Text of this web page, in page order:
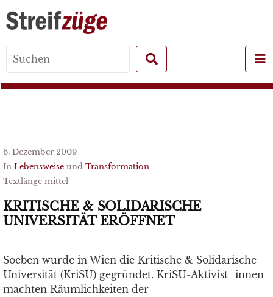
for:
6. Dezember 2009
In Lebensweise und Transformation
Textlänge mittel
KRITISCHE & SOLIDARISCHE
UNIVERSITÄT ERÖFFNET
Soeben wurde in Wien die Kritische & Solidarische
Universität (KriSU) gegründet. KriSU-Aktivist_innen
machten Räumlichkeiten der